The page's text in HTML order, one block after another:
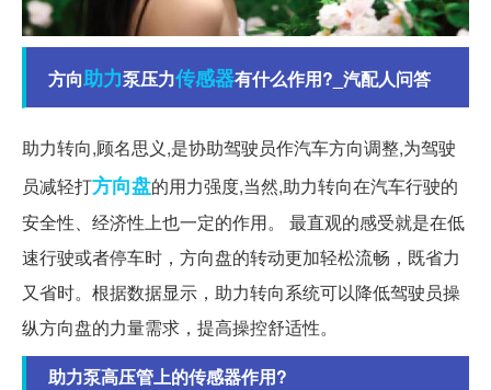
方向助力泵压力传感器有什么作用?_汽配人问答
助力转向,顾名思义,是协助驾驶员作汽车方向调整,为驾驶
员减轻打方向盘的用力强度,当然,助力转向在汽车行驶的
安全性、经济性上也一定的作用。 最直观的感受就是在低
速行驶或者停车时，方向盘的转动更加轻松流畅，既省力
又省时。根据数据显示，助力转向系统可以降低驾驶员操
纵方向盘的力量需求，提高操控舒适性。
助力泵高压管上的传感器作用?